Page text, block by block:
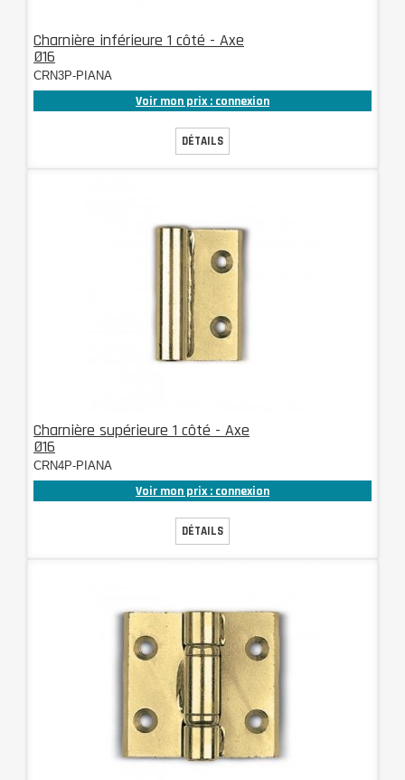
Charnière inférieure 1 côté - Axe
Ø16
CRN3P-PIANA
Voir mon prix : connexion
DÉTAILS
Charnière supérieure 1 côté - Axe
Ø16
CRN4P-PIANA
Voir mon prix : connexion
DÉTAILS